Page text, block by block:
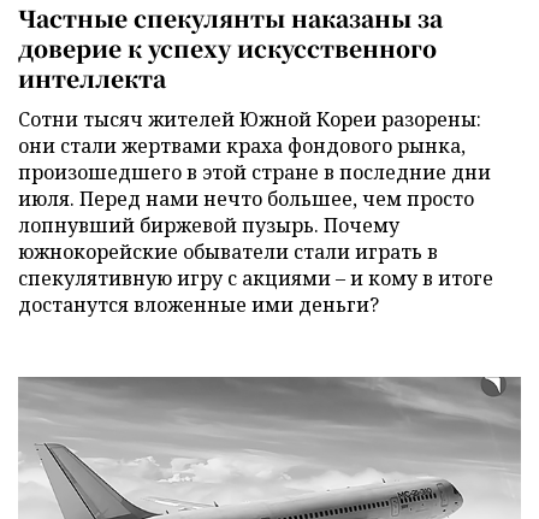
Частные спекулянты наказаны за
доверие к успеху искусственного
интеллекта
Сотни тысяч жителей Южной Кореи разорены:
они стали жертвами краха фондового рынка,
произошедшего в этой стране в последние дни
июля. Перед нами нечто большее, чем просто
лопнувший биржевой пузырь. Почему
южнокорейские обыватели стали играть в
спекулятивную игру с акциями – и кому в итоге
достанутся вложенные ими деньги?